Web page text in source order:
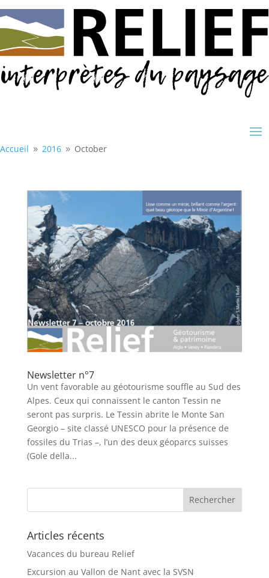
Accueil 9 2016 9 October
Newsletter n°7
Un vent favorable au géotourisme souffle au Sud des
Alpes. Ceux qui connaissent le canton Tessin ne
seront pas surpris. Le Tessin abrite le Monte San
Georgio – site classé UNESCO pour la présence de
fossiles du Trias –, l’un des deux géoparcs suisses
(Gole della...
Articles récents
Vacances du bureau Relief
Excursion au Vallon de Nant avec la SVSN